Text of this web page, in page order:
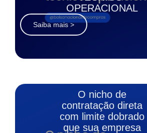
OPERACIONAL
Saiba mais >
O nicho de
contratação direta
com limite dobrado
que sua empresa